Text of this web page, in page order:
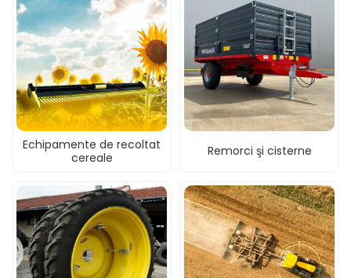
Echipamente de recoltat
cereale
Remorci şi cisterne